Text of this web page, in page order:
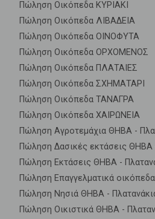
Πώληση Οικόπεδα ΚΥΡΙΑΚΙ
Πώληση Οικόπεδα ΛΙΒΑΔΕΙΑ
Πώληση Οικόπεδα ΟΙΝΟΦΥΤΑ
Πώληση Οικόπεδα ΟΡΧΟΜΕΝΟΣ
Πώληση Οικόπεδα ΠΛΑΤΑΙΕΣ
Πώληση Οικόπεδα ΣΧΗΜΑΤΑΡΙ
Πώληση Οικόπεδα ΤΑΝΑΓΡΑ
Πώληση Οικόπεδα ΧΑΙΡΩΝΕΙΑ
Πώληση Αγροτεμάχια ΘΗΒΑ -
Πώληση Δασικές εκτάσεις ΘΗΒΑ
Πώληση Εκτάσεις ΘΗΒΑ -
Πώληση Επαγγελματικά
Πώληση Νησιά ΘΗΒΑ -
Πώληση Οικιστικά ΘΗΒΑ -